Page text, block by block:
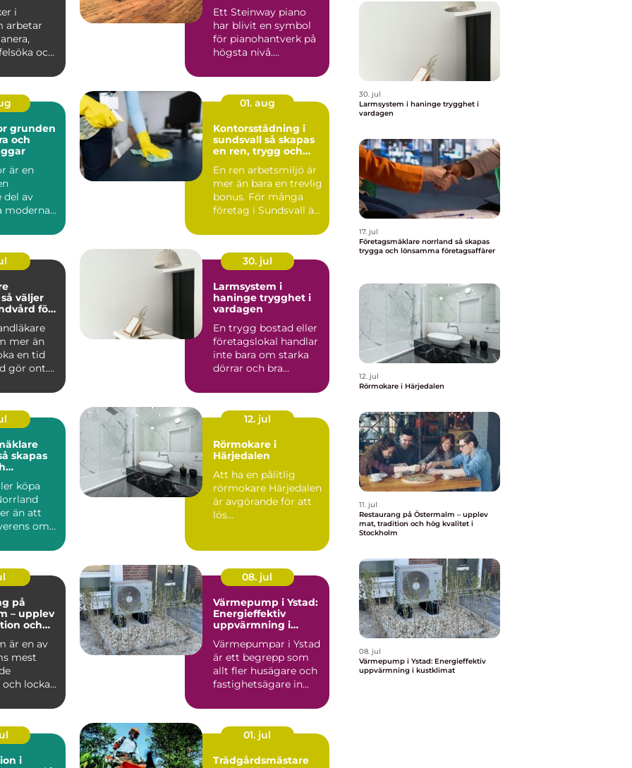
i
arbetar
och
Ett Steinway piano
har blivit en symbol
för pianohantverk på
högsta nivå.
används på ko...
och
är en
del av
moderna
01. aug
Kontorsstädning i
sundsvall så skapas
en ren, trygg och
En ren arbetsmiljö är
mer än bara en trevlig
bonus. För många
företag i Sundsvall är
för
mer än
en tid
gör ont.
30. jul
Larmsystem i
haninge trygghet i
vardagen
En trygg bostad eller
företagslokal handlar
inte bara om starka
dörrar och bra
köpa
än att
om
12. jul
Rörmokare i
Härjedalen
Att ha en pålitlig
rörmokare Härjedalen
är avgörande för att
lös...
på
– upplev
och
är en av
mest
och lockar
08. jul
Värmepump i Ystad:
Energieffektiv
uppvärmning i
Värmepumpar i Ystad
är ett begrepp som
allt fler husägare och
fastighetsägare in...
i
01. jul
Trädgårdsmästare
30. jul
Larmsystem i haninge trygghet i
vardagen
17. jul
Företagsmäklare norrland så skapas
trygga och lönsamma företagsaffärer
12. jul
Rörmokare i Härjedalen
11. jul
Restaurang på Östermalm – upplev
mat, tradition och hög kvalitet i
Stockholm
08. jul
Värmepump i Ystad: Energieffektiv
uppvärmning i kustklimat